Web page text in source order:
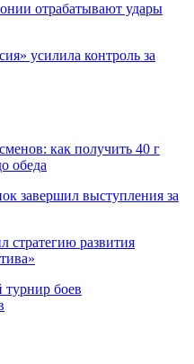
отрабатывают удары
усилила контроль за
как получить 40 г
обеда
завершил выступления за
стратегию развития
боев